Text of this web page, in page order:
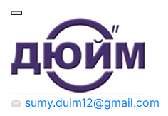
sumy.duim12@gmail.com